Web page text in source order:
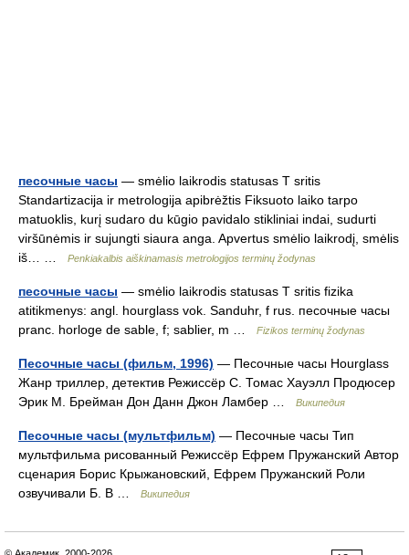
песочные часы — smėlio laikrodis statusas T sritis
Standartizacija ir metrologija apibrėžtis Fiksuoto laiko tarpo
matuoklis, kurį sudaro du kūgio pavidalo stikliniai indai, sudurti
viršūnėmis ir sujungti siaura anga. Apvertus smėlio laikrodį, smėlis
iš… …
Penkiakalbis aiškinamasis metrologijos terminų žodynas
песочные часы — smėlio laikrodis statusas T sritis fizika
atitikmenys: angl. hourglass vok. Sanduhr, f rus. песочные часы
pranc. horloge de sable, f; sablier, m …
Fizikos terminų žodynas
Песочные часы (фильм, 1996) — Песочные часы Hourglass
Жанр триллер, детектив Режиссёр С. Томас Хауэлл Продюсер
Эрик М. Брейман Дон Данн Джон Ламбер …
Википедия
Песочные часы (мультфильм) — Песочные часы Тип
мультфильма рисованный Режиссёр Ефрем Пружанский Автор
сценария Борис Крыжановский, Ефрем Пружанский Роли
озвучивали Б. В …
Википедия